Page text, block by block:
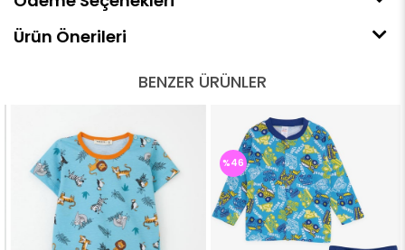
Ürün Önerileri
BENZER ÜRÜNLER
%46